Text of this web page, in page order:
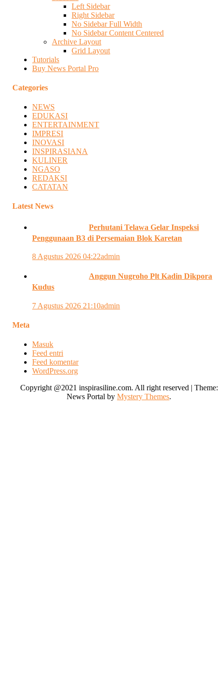
Left Sidebar
Right Sidebar
No Sidebar Full Width
No Sidebar Content Centered
Archive Layout
Grid Layout
Tutorials
Buy News Portal Pro
Categories
NEWS
EDUKASI
ENTERTAINMENT
IMPRESI
INOVASI
INSPIRASIANA
KULINER
NGASO
REDAKSI
CATATAN
Latest News
Perhutani Telawa Gelar Inspeksi
Penggunaan B3 di Persemaian Blok Karetan
8 Agustus 2026 04:22admin
Anggun Nugroho Plt Kadin Dikpora
Kudus
7 Agustus 2026 21:10admin
Meta
Masuk
Feed entri
Feed komentar
WordPress.org
Copyright @2021 inspirasiline.com. All right reserved | Theme:
News Portal byMystery Themes.